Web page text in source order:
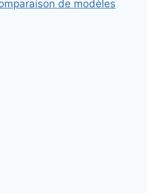
de modèles